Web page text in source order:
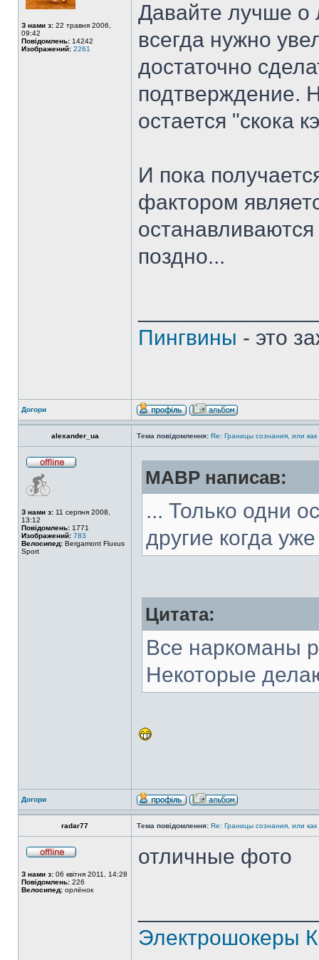
З нами з: 22 травня 2006,
09:42
Повідомлень: 14242
Изображений: 2261
Давайте лучше о
всегда нужно
достаточно
подтверждение.
остается "скока
И пока
фактором
поздно...
Пингвины - это
Догори
alexander_ua Тема повідомлення: Re: Границы сознания, или как
З нами з: 11 серпня 2008,
13:12
Повідомлень: 1771
Изображений: 783
Велосипед: Bergamont Fluxus
Sport
MABP написав:
... Только одни
другие когда
Цитата:
Все наркоманы
Некоторые
Догори
radar77 Тема повідомлення: Re: Границы сознания, или как
З нами з: 06 квітня 2011, 14:28
Повідомлень: 226
Велосипед: орлёнок
отличные фото
Электрошокеры